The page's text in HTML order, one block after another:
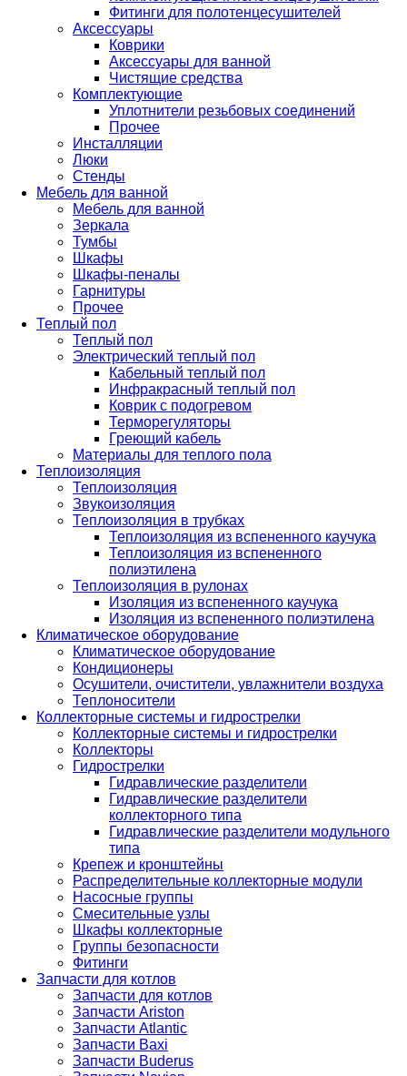
Фитинги для полотенцесушителей
Аксессуары
Коврики
Аксессуары для ванной
Чистящие средства
Комплектующие
Уплотнители резьбовых соединений
Прочее
Инсталляции
Люки
Стенды
Мебель для ванной
Мебель для ванной
Зеркала
Тумбы
Шкафы
Шкафы-пеналы
Гарнитуры
Прочее
Теплый пол
Теплый пол
Электрический теплый пол
Кабельный теплый пол
Инфракрасный теплый пол
Коврик с подогревом
Терморегуляторы
Греющий кабель
Материалы для теплого пола
Теплоизоляция
Теплоизоляция
Звукоизоляция
Теплоизоляция в трубках
Теплоизоляция из вспененного каучука
Теплоизоляция из вспененного
полиэтилена
Теплоизоляция в рулонах
Изоляция из вспененного каучука
Изоляция из вспененного полиэтилена
Климатическое оборудование
Климатическое оборудование
Кондиционеры
Осушители, очистители, увлажнители воздуха
Теплоносители
Коллекторные системы и гидрострелки
Коллекторные системы и гидрострелки
Коллекторы
Гидрострелки
Гидравлические разделители
Гидравлические разделители
коллекторного типа
Гидравлические разделители модульного
типа
Крепеж и кронштейны
Распределительные коллекторные модули
Насосные группы
Смесительные узлы
Шкафы коллекторные
Группы безопасности
Фитинги
Запчасти для котлов
Запчасти для котлов
Запчасти Ariston
Запчасти Atlantic
Запчасти Baxi
Запчасти Buderus